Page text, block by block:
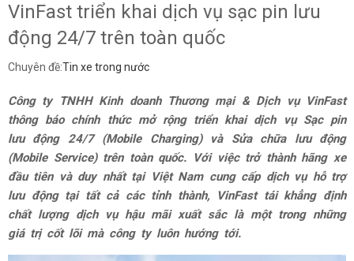
VinFast triển khai dịch vụ sạc pin lưu
động 24/7 trên toàn quốc
Chuyên đề:Tin xe trong nước
Công ty TNHH Kinh doanh Thương mại & Dịch vụ VinFast
thông báo chính thức mở rộng triển khai dịch vụ Sạc pin
lưu động 24/7 (Mobile Charging) và Sửa chữa lưu động
(Mobile Service) trên toàn quốc. Với việc trở thành hãng xe
đầu tiên và duy nhất tại Việt Nam cung cấp dịch vụ hỗ trợ
lưu động tại tất cả các tỉnh thành, VinFast tái khẳng định
chất lượng dịch vụ hậu mãi xuất sắc là một trong những
giá trị cốt lõi mà công ty luôn hướng tới.